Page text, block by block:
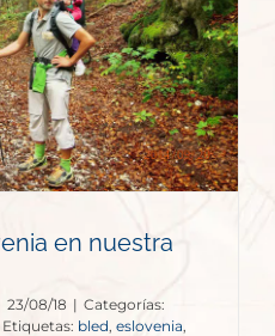
en nuestra
23/08/18 | Categorías:
Etiquetas: bled eslovenia